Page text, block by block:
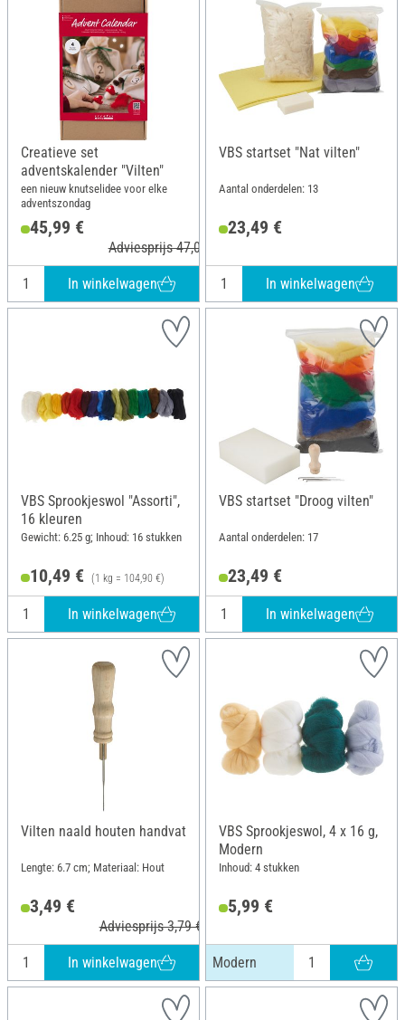
Creatieve set
adventskalender "Vilten"
een nieuw knutselidee voor elke
adventszondag
45,99 €
Adviesprijs 47,01 €
In winkelwagen
VBS startset "Nat vilten"
Aantal onderdelen: 13
23,49 €
In winkelwagen
VBS Sprookjeswol "Assorti",
16 kleuren
Gewicht: 6.25 g; Inhoud: 16 stukken
10,49 € (1 kg = 104,90 €)
In winkelwagen
VBS startset "Droog vilten"
Aantal onderdelen: 17
23,49 €
In winkelwagen
Vilten naald houten handvat
Lengte: 6.7 cm; Materiaal: Hout
3,49 €
Adviesprijs 3,79 €
In winkelwagen
VBS Sprookjeswol, 4 x 16 g,
Modern
Inhoud: 4 stukken
5,99 €
Modern